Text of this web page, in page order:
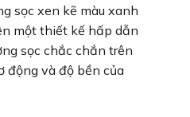
sọc xen kẽ màu xanh
một thiết kế hấp dẫn
sọc chắc chắn trên
động và độ bền của